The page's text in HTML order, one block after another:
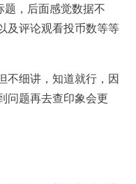
，后面感觉数据不
及评论观看投币数等等
不细讲，知道就行，因
问题再去查印象会更